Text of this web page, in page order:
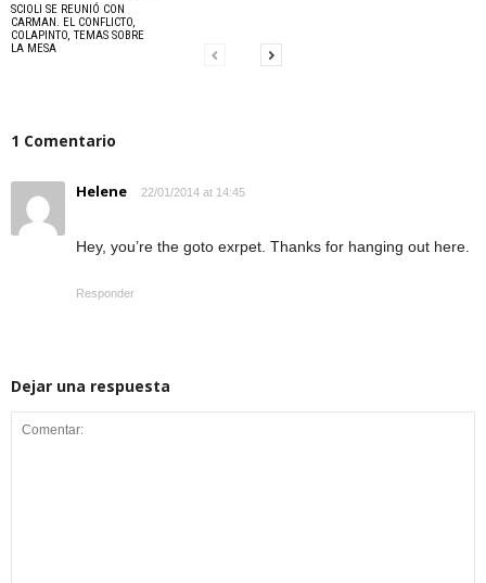
SCIOLI SE REUNIÓ CON
CARMAN. EL CONFLICTO,
COLAPINTO, TEMAS SOBRE
LA MESA
1 Comentario
Helene 22/01/2014 at 14:45
Hey, you’re the goto exrpet. Thanks for hanging out here.
Responder
Dejar una respuesta